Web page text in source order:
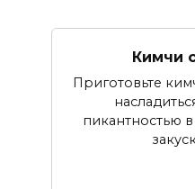
Кимчи
Приготовьте
пикантностью